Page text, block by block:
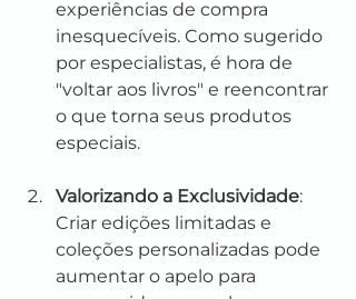
experiências de compra
inesquecíveis. Como sugerido
por especialistas, é hora de
"voltar aos livros" e reencontrar
o que torna seus produtos
especiais.
Valorizando a Exclusividade:
Criar edições limitadas e
coleções personalizadas pode
aumentar o apelo para